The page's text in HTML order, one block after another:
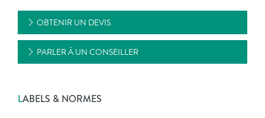
OBTENIR UN DEVIS
PARLER À UN CONSEILLER
LABELS & NORMES